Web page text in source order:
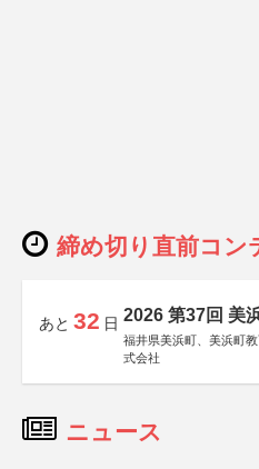
締め切り直前コン
あと 32 日 2026 第37回 美
福井県美浜町、美浜町
式会社
ニュース